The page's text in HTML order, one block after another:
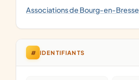
Associations de Bourg-en-Bresse
# IDENTIFIANTS